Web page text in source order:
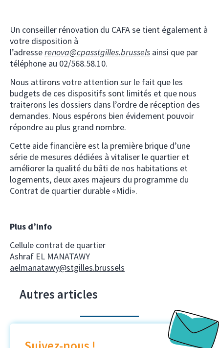
Un conseiller rénovation du CAFA se tient également à
votre disposition à
l’adresserenova@cpasstgilles.brussels ainsi que par
téléphone au 02/568.58.10.
Nous attirons votre attention sur le fait que les
budgets de ces dispositifs sont limités et que nous
traiterons les dossiers dans l’ordre de réception des
demandes. Nous espérons bien évidement pouvoir
répondre au plus grand nombre.
Cette aide financière est la première brique d’une
série de mesures dédiées à vitaliser le quartier et
améliorer la qualité du bâti de nos habitations et
logements, deux axes majeurs du programme du
Contrat de quartier durable «Midi».
Plus d’info
Cellule contrat de quartier
Ashraf EL MANATAWY
aelmanatawy@stgilles.brussels
Autres articles